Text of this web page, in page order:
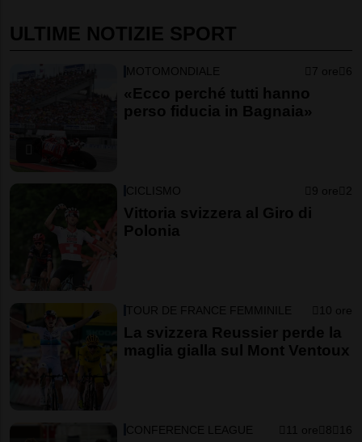
ULTIME NOTIZIE SPORT
MOTOMONDIALE 7 ore 6
«Ecco perché tutti hanno
perso fiducia in Bagnaia»
CICLISMO 9 ore 2
Vittoria svizzera al Giro di
Polonia
TOUR DE FRANCE FEMMINILE 10 ore
La svizzera Reussier perde la
maglia gialla sul Mont Ventoux
CONFERENCE LEAGUE 11 ore 8 16